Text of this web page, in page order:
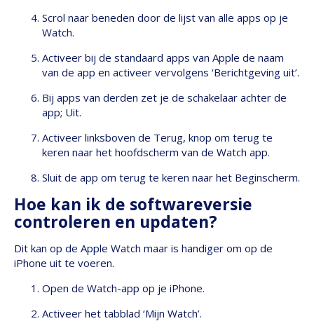
Scrol naar beneden door de lijst van alle apps op je
Watch.
Activeer bij de standaard apps van Apple de naam
van de app en activeer vervolgens ‘Berichtgeving uit’.
Bij apps van derden zet je de schakelaar achter de
app; Uit.
Activeer linksboven de Terug, knop om terug te
keren naar het hoofdscherm van de Watch app.
Sluit de app om terug te keren naar het Beginscherm.
Hoe kan ik de softwareversie
controleren en updaten?
Dit kan op de Apple Watch maar is handiger om op de
iPhone uit te voeren.
Open de Watch-app op je iPhone.
Activeer het tabblad ‘Mijn Watch’.